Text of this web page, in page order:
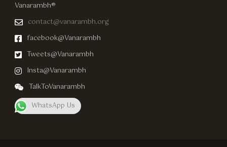
Vanarambh®
contact@vanarambh.org
facebook@Vanarambh
Tweets@Vanarambh
Insta@Vanarambh
TalkToVanarambh
WhatsApp Us